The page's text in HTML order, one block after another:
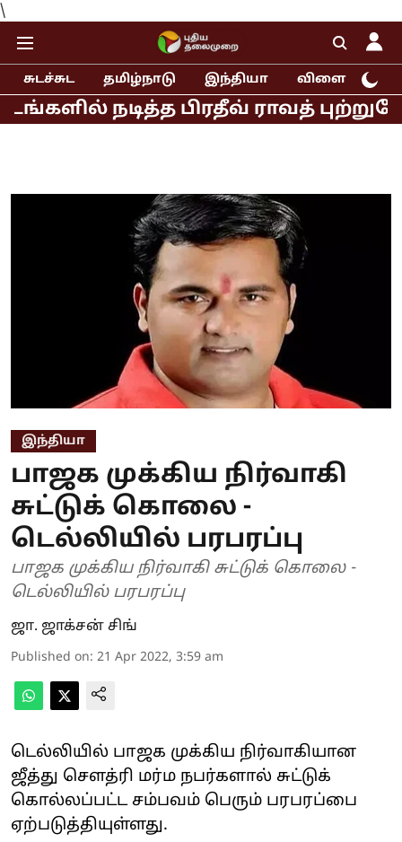
\
சுடச்சுட தமிழ்நாடு இந்தியா விளையாட்டு
நடித்த பிரதீவ் ராவத் புற்றுநோய்
இந்தியா
பாஜக முக்கிய நிர்வாகி
சுட்டுக் கொலை -
டெல்லியில் பரபரப்பு
பாஜக முக்கிய நிர்வாகி சுட்டுக் கொலை -
டெல்லியில் பரபரப்பு
ஜா. ஜாக்சன் சிங்
Published on: 21 Apr 2022, 3:59 am
டெல்லியில் பாஜக முக்கிய நிர்வாகியான
ஜீத்து செளத்ரி மர்ம நபர்களால் சுட்டுக்
கொல்லப்பட்ட சம்பவம் பெரும் பரபரப்பை
ஏற்படுத்தியுள்ளது.